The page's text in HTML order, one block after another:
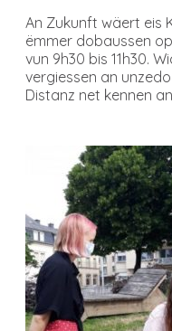
An Zukunft wäert eis
ëmmer dobaussen
vun 9h30 bis 11h30.
vergiessen an
Distanz net kennen